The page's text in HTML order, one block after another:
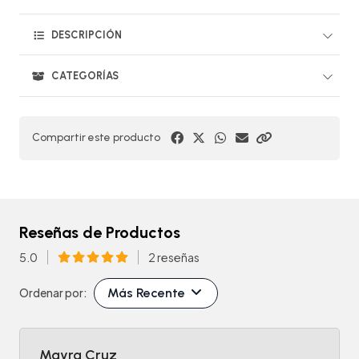
DESCRIPCIÓN
CATEGORÍAS
Compartir este producto
Reseñas de Productos
5.0 2 reseñas
Ordenar por: Más Recente
Mayra Cruz